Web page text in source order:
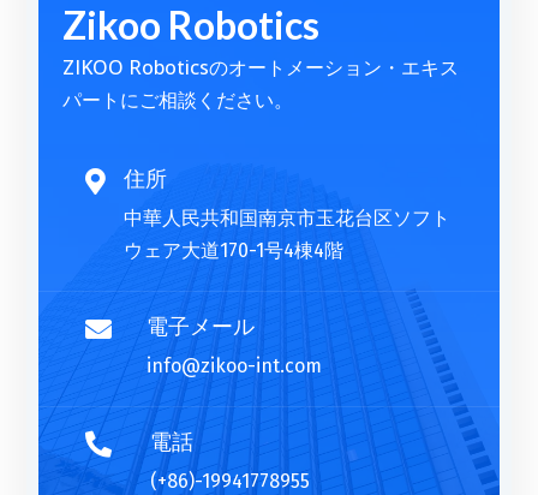
e
r
n
a
Zikoo Robotics
ZIKOO Roboticsのオートメーション・エキス
パートにご相談ください。
 住所
中華人民共和国南京市玉花台区ソフト
ウェア大道170-1号4棟4階
 電子メール
info@zikoo-int.com
 電話
(+86)-19941778955